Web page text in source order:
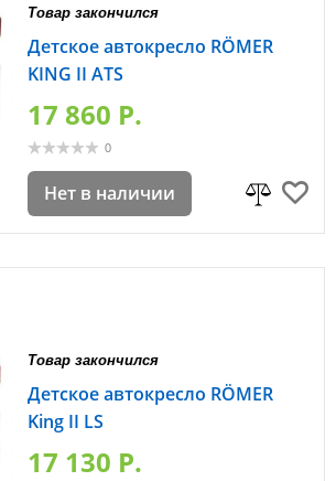
Товар закончился
Детское автокресло RÖMER
KING II ATS
17 860 P.
0
Нет в наличии
Товар закончился
Детское автокресло RÖMER
King II LS
17 130 P.